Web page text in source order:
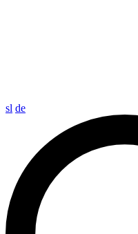
sl de